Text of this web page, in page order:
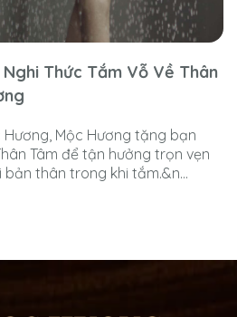
Thức Tắm Vỗ Về Thân
Mộc Hương tặng bạn
Tâm để tận hưởng trọn vẹn
thân trong khi tắm.&n...